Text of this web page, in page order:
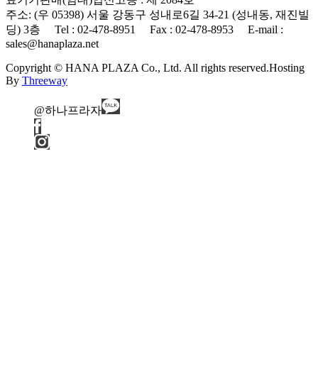
주소: (우 05398) 서울 강동구 성내로6길 34-21 (성내동, 재진빌
딩) 3층 Tel : 02-478-8951 Fax : 02-478-8953 E-mail :
sales@hanaplaza.net
Copyright © HANA PLAZA Co., Ltd. All rights reserved.Hosting
By Threeway
@하나프라자